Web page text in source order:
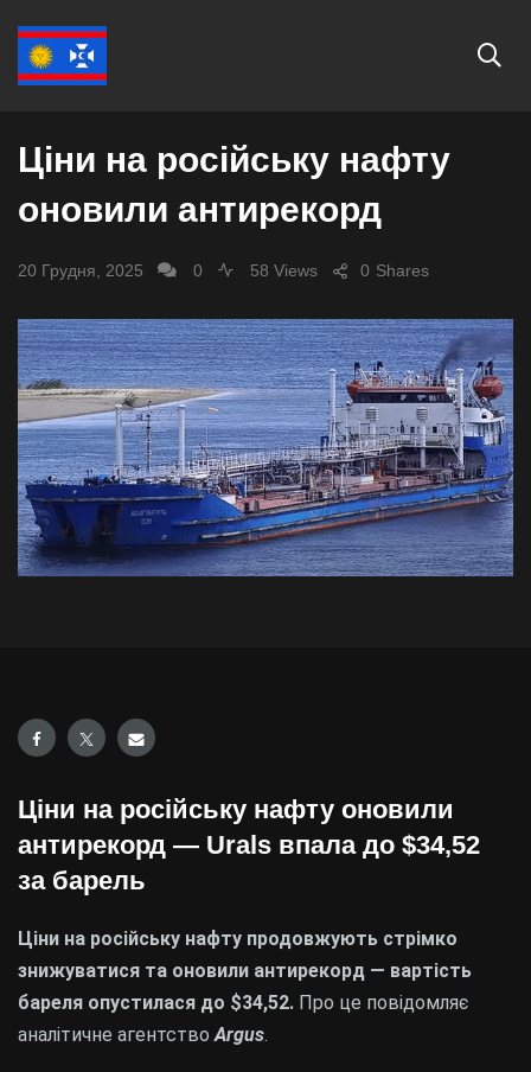
СВІТ
Ціни на російську нафту
оновили антирекорд
20 Грудня, 2025 0 58 Views Shares
0
Ціни на російську нафту оновили
антирекорд — Urals впала до $34,52
за барель
Ціни на російську нафту продовжують стрімко
знижуватися та оновили антирекорд — вартість
бареля опустилася до $34,52. Про це повідомляє
аналітичне агентствоArgus.